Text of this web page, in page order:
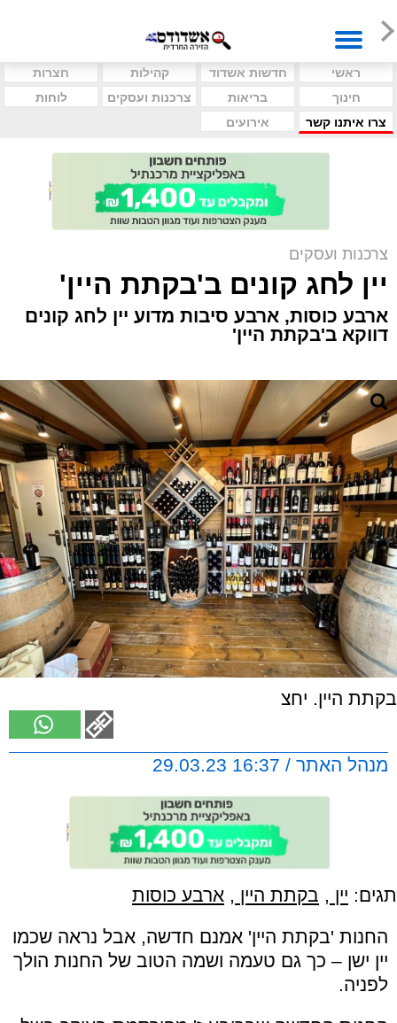
ראשי חדשות אשדוד קהילות
חצרות
חינוך
בריאות צרכנות ועסקים
לוחות
צרו איתנו קשר
אירועים
צרכנות ועסקים
יין לחג קונים ב'בקתת היין'
ארבע כוסות, ארבע סיבות מדוע יין לחג קונים
דווקא ב'בקתת היין'
בקתת היין. יחצ
מנהל האתר / 16:37 29.03.23
תגים: יין , בקתת היין , ארבע כוסות
החנות 'בקתת היין' אמנם חדשה, אבל נראה שכמו
יין ישן – כך גם טעמה ושמה הטוב של החנות הולך
לפניה.